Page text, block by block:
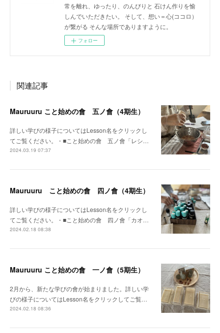
常を離れ、ゆったり、のんびりと 石けん作りを愉
しんでいただきたい。 そして、想い＝心(ココロ）
が繋がる そんな場所でありますように。
フォロー
関連記事
Mauruuru こと始めの會 五ノ會（4期生）
詳しい学びの様子についてはLesson名をクリックし
てご覧ください。・■こと始めの會 五ノ會「レシ…
2024.03.19 07:37
Mauruuru こと始めの會 四ノ會（4期生）
詳しい学びの様子についてはLesson名をクリックし
てご覧ください。・■こと始めの會 四ノ會「カオ…
2024.02.18 08:38
Mauruuru こと始めの會 一ノ會（5期生）
2月から、新たな学びの會が始まりました。詳しい学
びの様子についてはLesson名をクリックしてご覧…
2024.02.18 08:36